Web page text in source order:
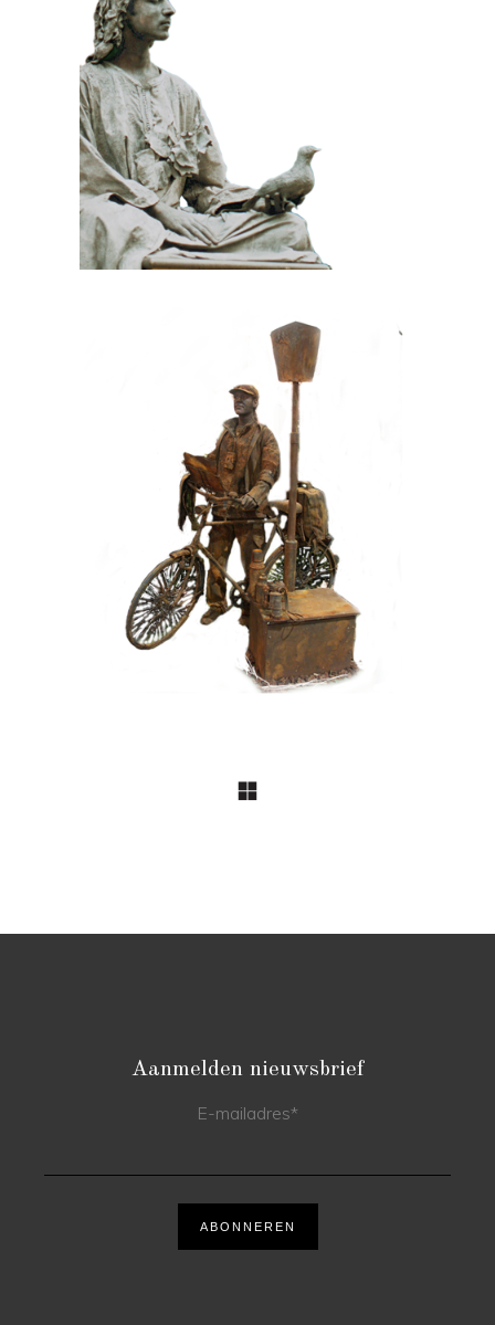
KLASSIEK
100 Meditatief Beeld
HEDENDAAGS IJZER/ROEST
099 Toerist
Aanmelden nieuwsbrief
E-mailadres*
ABONNEREN